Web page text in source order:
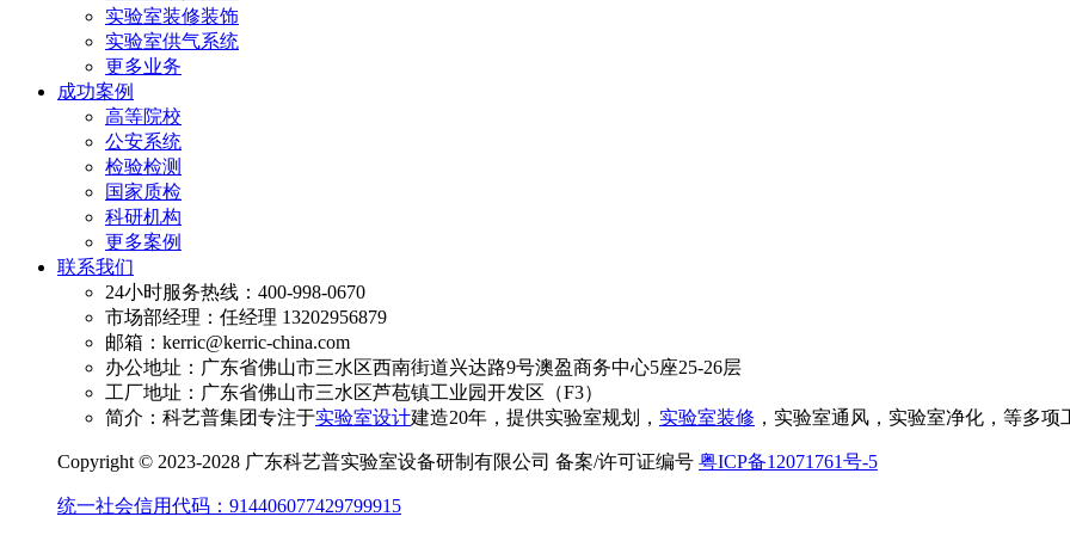
实验室装修装饰
实验室供气系统
更多业务
成功案例
高等院校
公安系统
检验检测
国家质检
科研机构
更多案例
联系我们
24小时服务热线：400-998-0670
市场部经理：任经理 13202956879
邮箱：kerric@kerric-china.com
办公地址：广东省佛山市三水区西南街道兴达路9号澳盈商务中心5座25-26层
工厂地址：广东省佛山市三水区芦苞镇工业园开发区（F3）
简介：科艺普集团专注于实验室设计建造20年，提供实验室规划， 实验室装修 ，实验室通风，实验室净化，等多项
Copyright © 2023-2028 广东科艺普实验室设备研制有限公司 备案/许可证编号 粤ICP备12071761号-5
统一社会信用代码：914406077429799915